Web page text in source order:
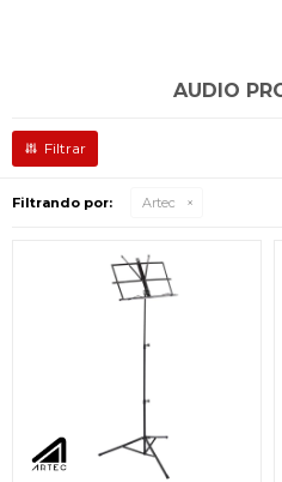
AUDIO
Filtrando por: Artec